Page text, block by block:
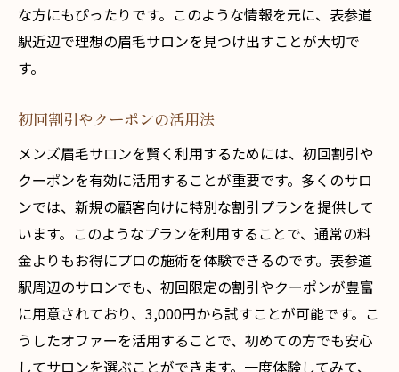
表参道駅で賢く選ぶメンズ眉毛サロンの価格と
利便性を比較
価格に見合う利便性を求める
表参道駅でアクセスの良いサロンを選ぶ
利便性と価格のバランスを考えた選び方
仕事帰りに寄りやすいサロンの探し方
メンズ眉毛サロン表参道駅近の価格を比較し最
大の効果を得る方法
価格比較を通じた最適な選択
最大の効果を引き出すサロン選び
な方にもぴったりです。このような情報を元に、表参道
駅近辺で理想の眉毛サロンを見つけ出すことが大切で
す。
初回割引やクーポンの活用法
メンズ眉毛サロンを賢く利用するためには、初回割引や
クーポンを有効に活用することが重要です。多くのサロ
ンでは、新規の顧客向けに特別な割引プランを提供して
います。このようなプランを利用することで、通常の料
金よりもお得にプロの施術を体験できるのです。表参道
駅周辺のサロンでも、初回限定の割引やクーポンが豊富
に用意されており、3,000円から試すことが可能です。こ
うしたオファーを活用することで、初めての方でも安心
してサロンを選ぶことができます。一度体験してみて、